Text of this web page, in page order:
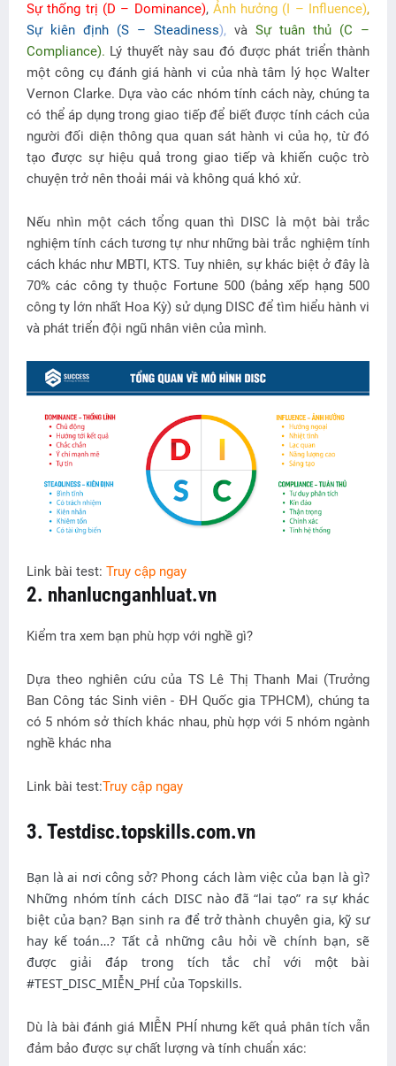
Sự thống trị (D – Dominance), Ảnh hưởng (I – Influence),
Sự kiên định (S – Steadiness), và Sự tuân thủ (C –
Compliance). Lý thuyết này sau đó được phát triển thành
một công cụ đánh giá hành vi của nhà tâm lý học Walter
Vernon Clarke. Dựa vào các nhóm tính cách này, chúng ta
có thể áp dụng trong giao tiếp để biết được tính cách của
người đối diện thông qua quan sát hành vi của họ, từ đó
tạo được sự hiệu quả trong giao tiếp và khiến cuộc trò
chuyện trở nên thoải mái và không quá khó xử.
Nếu nhìn một cách tổng quan thì DISC là một bài trắc
nghiệm tính cách tương tự như những bài trắc nghiệm tính
cách khác như MBTI, KTS. Tuy nhiên, sự khác biệt ở đây là
70% các công ty thuộc Fortune 500 (bảng xếp hạng 500
công ty lớn nhất Hoa Kỳ) sử dụng DISC để tìm hiểu hành vi
và phát triển đội ngũ nhân viên của mình.
Link bài test: Truy cập ngay
2. nhanlucnganhluat.vn
Kiểm tra xem bạn phù hợp với nghề gì?
Dựa theo nghiên cứu của TS Lê Thị Thanh Mai (Trưởng
Ban Công tác Sinh viên - ĐH Quốc gia TPHCM), chúng ta
có 5 nhóm sở thích khác nhau, phù hợp với 5 nhóm ngành
nghề khác nha
Link bài test:Truy cập ngay
3. Testdisc.topskills.com.vn
Bạn là ai nơi công sở? Phong cách làm việc của bạn là gì?
Những nhóm tính cách DISC nào đã “lai tạo” ra sự khác
biệt của bạn? Bạn sinh ra để trở thành chuyên gia, kỹ sư
hay kế toán…? Tất cả những câu hỏi về chính bạn, sẽ
được giải đáp trong tích tắc chỉ với một bài
#TEST_DISC_MIỄN_PHÍ của Topskills.
Dù là bài đánh giá MIỄN PHÍ nhưng kết quả phân tích vẫn
đảm bảo được sự chất lượng và tính chuẩn xác: